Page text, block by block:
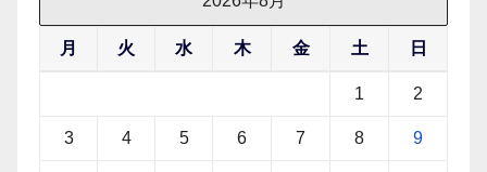
月 火 水 木 金 土 日
1 2
3 4 5 6 7 8 9